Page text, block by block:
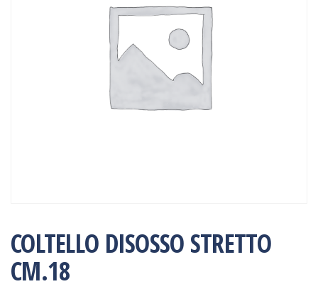
COLTELLO DISOSSO STRETTO
CM.18